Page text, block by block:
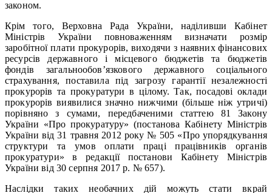
законом.
Крім того, Верховна Рада України, наділивши Кабінет
Міністрів України повноваженням визначати розмір
заробітної плати прокурорів, виходячи з наявних фінансових
ресурсів державного і місцевого бюджетів та бюджетів
фондів загальнообов’язкового державного соціального
страхування, поставила під загрозу гарантії незалежності
прокурорів та прокуратури в цілому. Так, посадові оклади
прокурорів виявилися значно нижчими (більше ніж утричі)
порівняно з сумами, передбаченими статтею 81 Закону
України «Про прокуратуру» (постанова Кабінету Міністрів
України від 31 травня 2012 року № 505 «Про упорядкування
структури та умов оплати праці працівників органів
прокуратури» в редакції постанови Кабінету Міністрів
України від 30 серпня 2017 р. № 657).
Наслідки таких необачних дій можуть стати вкрай